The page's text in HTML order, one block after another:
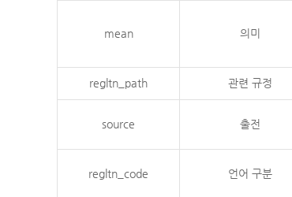
mean 의미
regltn_path 관련 규정
source 출전
regltn_code 언어 구분